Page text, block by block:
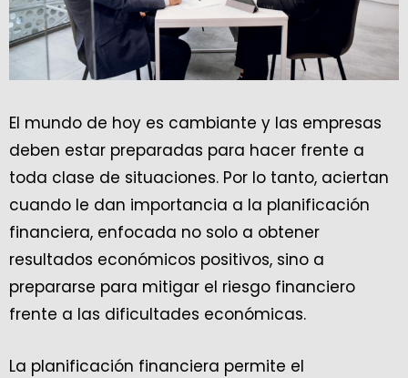
El mundo de hoy es cambiante y las empresas
deben estar preparadas para hacer frente a
toda clase de situaciones. Por lo tanto, aciertan
cuando le dan importancia a la planificación
financiera, enfocada no solo a obtener
resultados económicos positivos, sino a
prepararse para mitigar el riesgo financiero
frente a las dificultades económicas.
La planificación financiera permite el